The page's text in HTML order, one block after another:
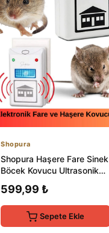
Shopura
Shopura Haşere Fare Sinek
Böcek Kovucu Ultrasonik
599,99 ₺
Sepete Ekle